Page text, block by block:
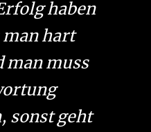
haben
hart
man muss
sonst geht